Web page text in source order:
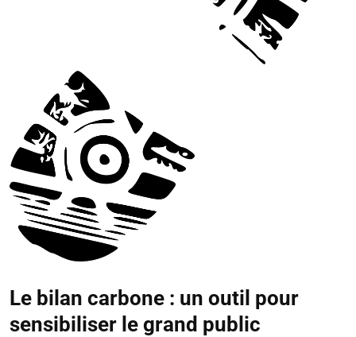
Le bilan carbone : un outil pour
sensibiliser le grand public